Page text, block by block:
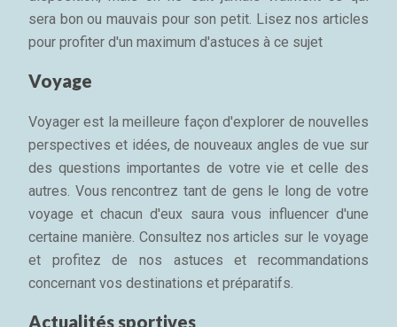
sera bon ou mauvais pour son petit. Lisez nos articles
pour profiter d'un maximum d'astuces à ce sujet
Voyage
Voyager est la meilleure façon d'explorer de nouvelles
perspectives et idées, de nouveaux angles de vue sur
des questions importantes de votre vie et celle des
autres. Vous rencontrez tant de gens le long de votre
voyage et chacun d'eux saura vous influencer d'une
certaine manière. Consultez nos articles sur le voyage
et profitez de nos astuces et recommandations
concernant vos destinations et préparatifs.
Actualités sportives